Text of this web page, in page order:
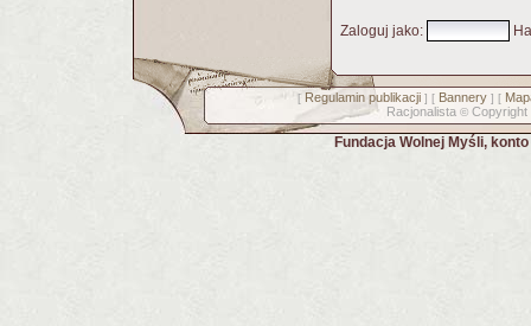
Zaloguj jako:
[ Regulamin publikacji] [ Bannery] [
Racjonalista © Copyright
Fundacja Wolnej Myśli,